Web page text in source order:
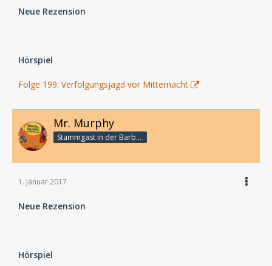
Neue Rezension
Hörspiel
Folge 199: Verfolgungsjagd vor Mitternacht
Mr. Murphy
Stammgast in der Barbarabar
1. Januar 2017
Neue Rezension
Hörspiel